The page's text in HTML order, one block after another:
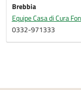
Brebbia
Equipe Casa di Cura
0332-971333